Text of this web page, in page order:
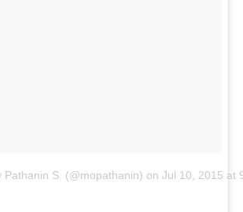
Pathanin S. (@mopathanin) on Jul 10, 2015 at